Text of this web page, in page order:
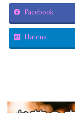
Facebook
Hatena